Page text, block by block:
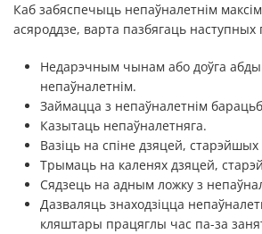
Каб забяспечыць непаўналетнім
асяроддзе, варта пазбягаць
Недарэчным чынам або доўга
непаўналетнім.
Займацца з непаўналетнім
Казытаць непаўналетняга.
Вазіць на спіне дзяцей, старэйшых
Трымаць на каленях дзяцей,
Сядзець на адным ложку з
Дазваляць знаходзіцца
кляштары працяглы час па-за